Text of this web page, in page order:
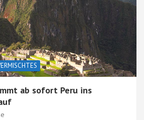
ab sofort Peru ins